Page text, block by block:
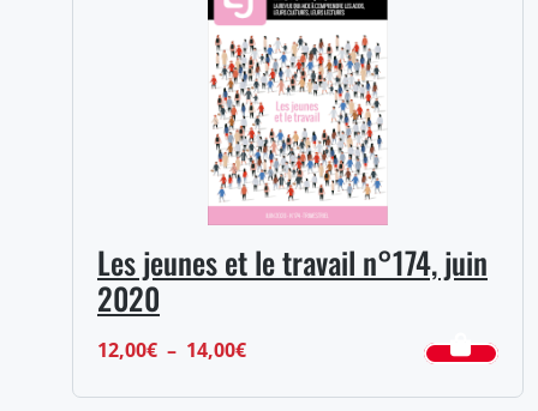
17,00€
Les jeunes et le travail n°174, juin
2020
12,00€ – 14,00€Plage